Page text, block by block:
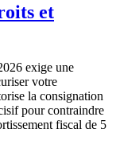
et
exige une
votre
la consignation
pour contraindre
fiscal de 5